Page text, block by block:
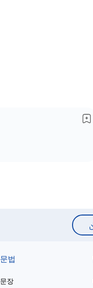
문법
문장